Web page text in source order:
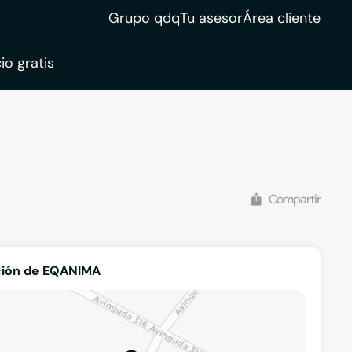
Grupo qdqTu asesorÁrea cliente
gratis
Compartir
de EQANIMA